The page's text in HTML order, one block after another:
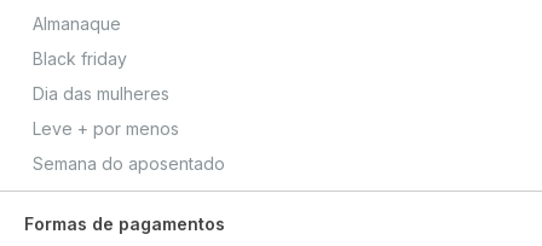
Almanaque
Black friday
Dia das mulheres
Leve + por menos
Semana do aposentado
Formas de pagamentos